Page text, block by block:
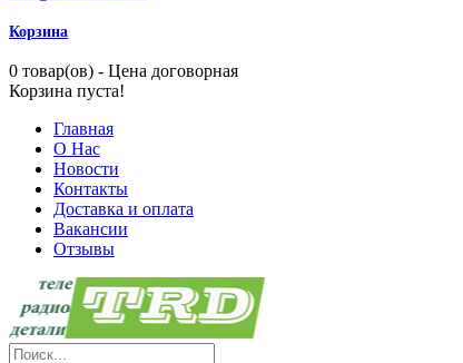
Корзина
0 товар(ов) - Цена договорная
Корзина пуста!
Главная
О Нас
Новости
Контакты
Доставка и оплата
Вакансии
Отзывы